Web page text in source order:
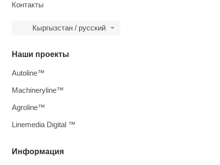
Контакты
Кыргызстан / русский
Информация
Наши проекты
Autoline™
Machineryline™
Agroline™
Linemedia Digital ™